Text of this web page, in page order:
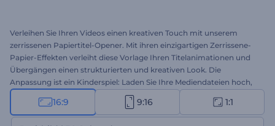
Verleihen Sie Ihren Videos einen kreativen Touch mit unserem
zerrissenen Papiertitel-Opener. Mit ihren einzigartigen Zerrissene-
Papier-Effekten verleiht diese Vorlage Ihren Titelanimationen und
Übergängen einen strukturierten und kreativen Look. Die
Anpassung ist ein Kinderspiel: Laden Sie Ihre Mediendateien hoch,
geben Sie Ihre Texte ein, wählen Sie eine Hintergrundmusik aus
unserer Musikbibliothek oder fügen Sie Ihre Stimme ein. Es ist eine
ausgezeichnete Wahl für kreative Projekte,
16:9 9:16 1:1